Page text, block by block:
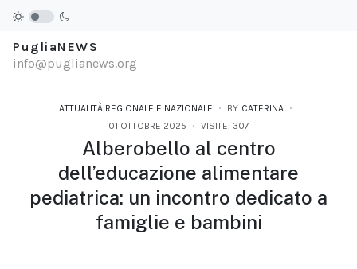
PugliaNEWS
info@puglianews.org
ATTUALITÀ REGIONALE E NAZIONALE BY CATERINA
01 OTTOBRE 2025
VISITE: 307
Alberobello al centro
dell’educazione alimentare
pediatrica: un incontro dedicato a
famiglie e bambini